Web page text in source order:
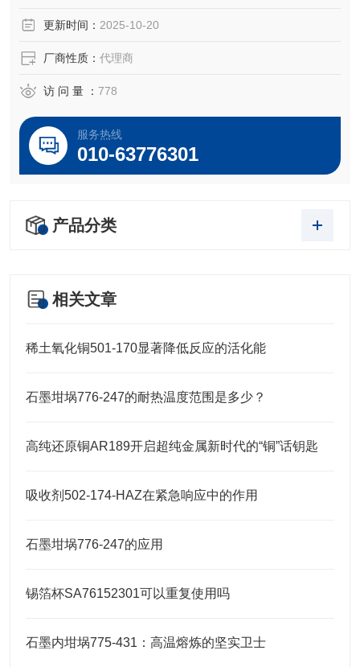
更新时间： 2025-10-20
厂商性质： 代理商
访 问 量 ： 778
服务热线
010-63776301
产品分类
相关文章
稀土氧化铜501-170显著降低反应的活化能
石墨坩埚776-247的耐热温度范围是多少？
高纯还原铜AR189开启超纯金属新时代的“铜”话钥匙
吸收剂502-174-HAZ在紧急响应中的作用
石墨坩埚776-247的应用
锡箔杯SA76152301可以重复使用吗
石墨内坩埚775-431：高温熔炼的坚实卫士